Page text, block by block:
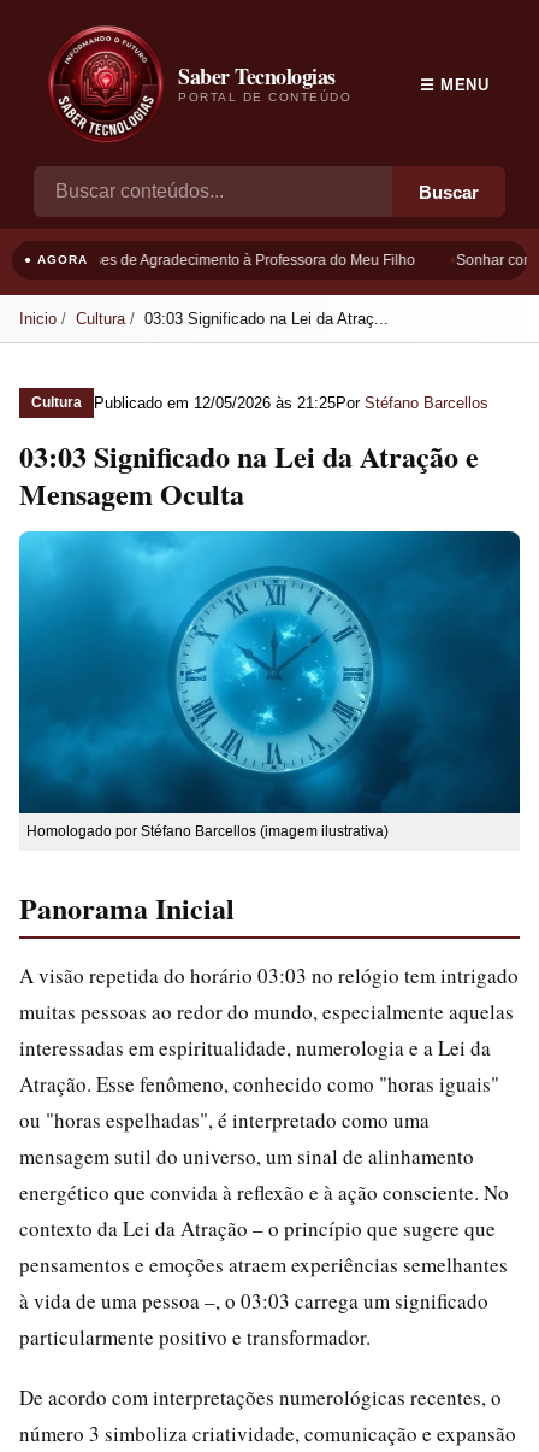
Saber Tecnologias
PORTAL DE CONTEÚDO
Buscar
☰ MENU
● AGORAFrases de Agradecimento à Professora do Meu Filho Sonhar com
Inicio Cultura 03:03 Significado na Lei da Atraç...
Cultura Publicado em 12/05/2026 às 21:25Por Stéfano Barcellos
03:03 Significado na Lei da Atração e
Mensagem Oculta
Homologado por Stéfano Barcellos (imagem ilustrativa)
Panorama Inicial
A visão repetida do horário 03:03 no relógio tem intrigado
muitas pessoas ao redor do mundo, especialmente aquelas
interessadas em espiritualidade, numerologia e a Lei da
Atração. Esse fenômeno, conhecido como "horas iguais"
ou "horas espelhadas", é interpretado como uma
mensagem sutil do universo, um sinal de alinhamento
energético que convida à reflexão e à ação consciente. No
contexto da Lei da Atração – o princípio que sugere que
pensamentos e emoções atraem experiências semelhantes
à vida de uma pessoa –, o 03:03 carrega um significado
particularmente positivo e transformador.
De acordo com interpretações numerológicas recentes, o
número 3 simboliza criatividade, comunicação e expansão